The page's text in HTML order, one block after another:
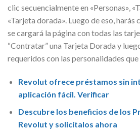
clic secuencialmente en «Personas»,
«Tarjeta dorada». Luego de eso, harás
se cargará la página con todas las
“Contratar” una Tarjeta Dorada y
requeridos con las personalidades que
Revolut ofrece préstamos sin
aplicación fácil. Verificar
Descubre los beneficios de los
Revolut y solicítalos ahora